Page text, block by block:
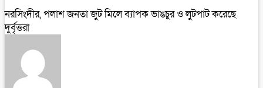
নরসিংদীর, পলাশ জনতা জুট মিলে ব্যাপক ভাঙচুর ও লুটপাট করেছে
দুর্বৃত্তরা